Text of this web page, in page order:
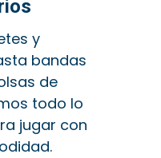
y
bandas
de
todo lo
jugar con